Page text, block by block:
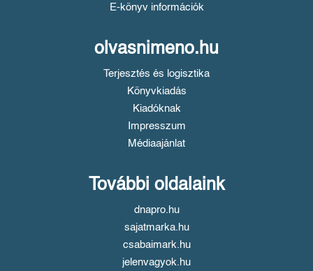
E-könyv információk
olvasnimeno.hu
Terjesztés és logisztika
Könyvkiadás
Kiadóknak
Impresszum
Médiaajánlat
További oldalaink
dnapro.hu
sajatmarka.hu
csabaimark.hu
jelenvagyok.hu